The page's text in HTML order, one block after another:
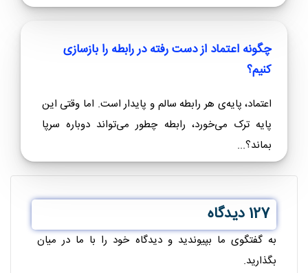
چگونه اعتماد از دست رفته در رابطه را بازسازی
کنیم؟
اعتماد، پایه‌ی هر رابطه سالم و پایدار است. اما وقتی این
پایه ترک می‌خورد، رابطه چطور می‌تواند دوباره سرپا
بماند؟...
127 دیدگاه
به گفتگوی ما بپیوندید و دیدگاه خود را با ما در میان
بگذارید.